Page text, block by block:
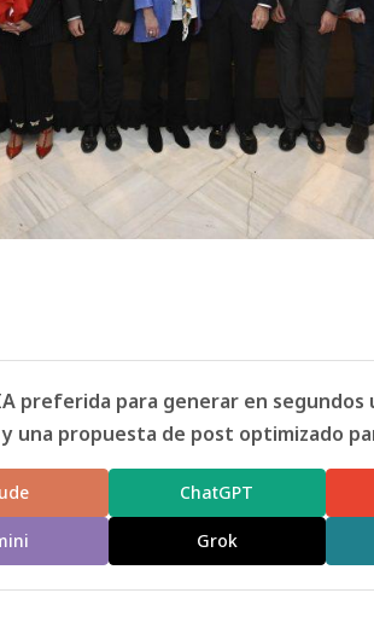
preferida para generar en segundos
una propuesta de post optimizado
ChatGPT
Grok